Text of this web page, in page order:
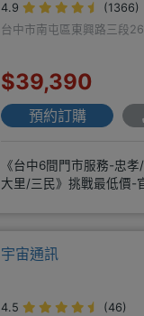
4.9
(1366)
台中市南屯區東興路三段
$39,390
預約訂購
《台中6間門市服務-忠
大里/三民》挑戰最低價-
宇宙通訊
4.5
(46)